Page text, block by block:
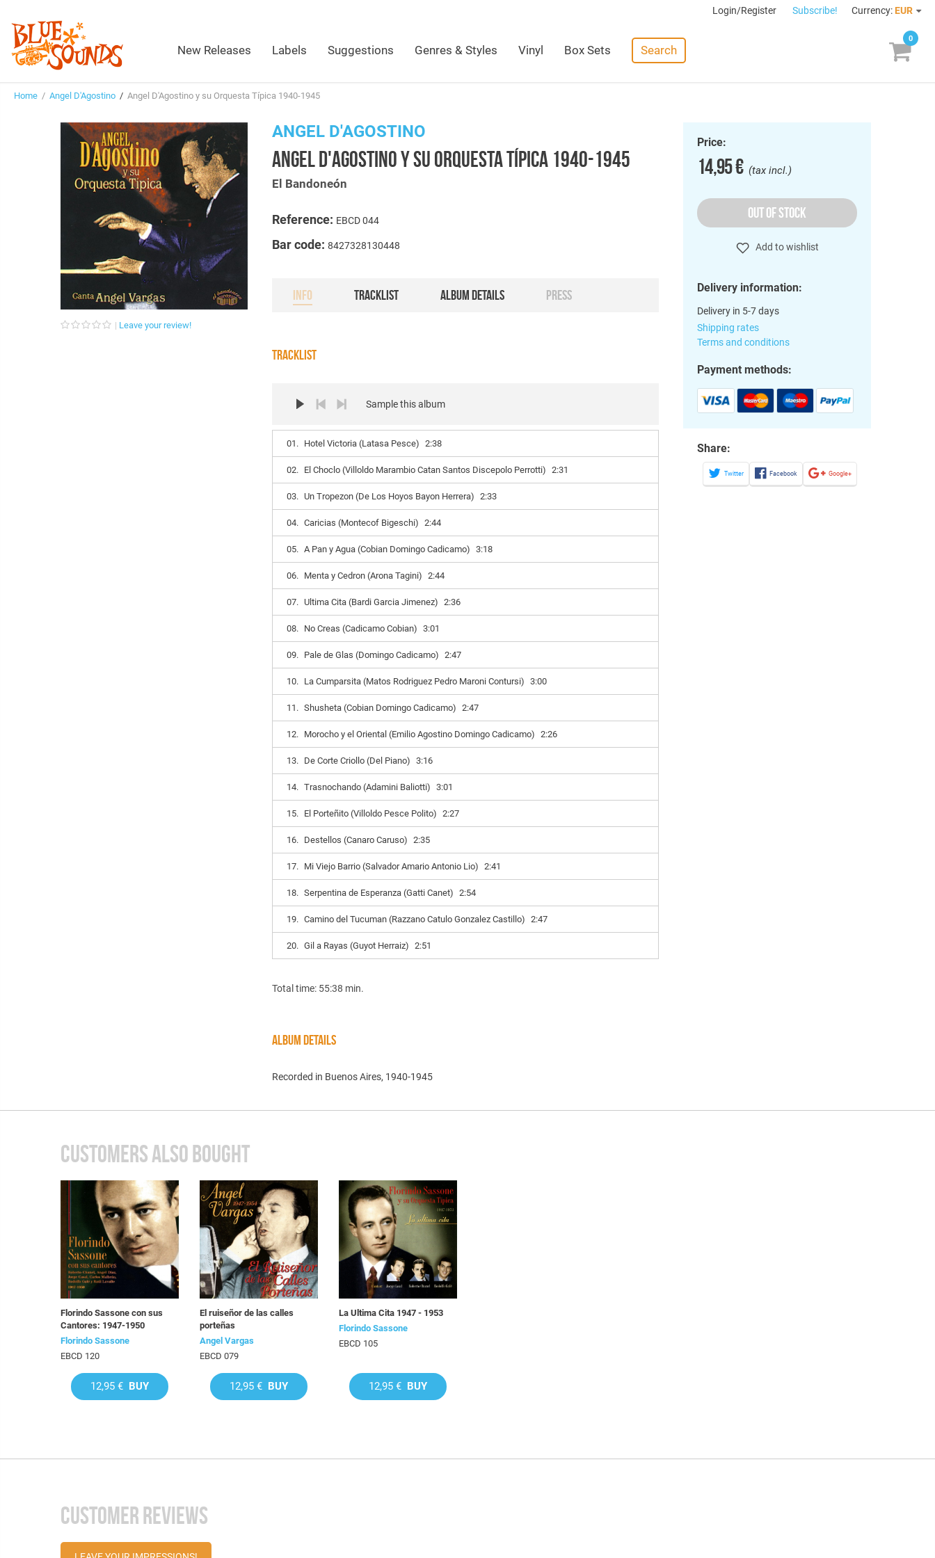
Login/Register Subscribe! Currency: EUR
New Releases Labels Suggestions Genres & Styles Vinyl Box Sets Search
0
Home / Angel D'Agostino / Angel D'Agostino y su Orquesta Típica 1940-1945
Leave your review!
ANGEL D'AGOSTINO
ANGEL D'AGOSTINO Y SU ORQUESTA TÍPICA 1940-1945
El Bandoneón
Reference: EBCD 044
Bar code:8427328130448
INFO TRACKLIST ALBUM DETAILS PRESS
TRACKLIST
Sample this album
01. Hotel Victoria (Latasa Pesce) 2:38
02. El Choclo (Villoldo Marambio Catan Santos Discepolo Perrotti) 2:31
03. Un Tropezon (De Los Hoyos Bayon Herrera) 2:33
04. Caricias (Montecof Bigeschi) 2:44
05. A Pan y Agua (Cobian Domingo Cadicamo) 3:18
06. Menta y Cedron (Arona Tagini) 2:44
07. Ultima Cita (Bardi Garcia Jimenez) 2:36
08. No Creas (Cadicamo Cobian) 3:01
09. Pale de Glas (Domingo Cadicamo) 2:47
10. La Cumparsita (Matos Rodriguez Pedro Maroni Contursi) 3:00
11. Shusheta (Cobian Domingo Cadicamo) 2:47
12. Morocho y el Oriental (Emilio Agostino Domingo Cadicamo) 2:26
13. De Corte Criollo (Del Piano) 3:16
14. Trasnochando (Adamini Baliotti) 3:01
15. El Porteñito (Villoldo Pesce Polito) 2:27
16. Destellos (Canaro Caruso) 2:35
17. Mi Viejo Barrio (Salvador Amario Antonio Lio) 2:41
18. Serpentina de Esperanza (Gatti Canet) 2:54
19. Camino del Tucuman (Razzano Catulo Gonzalez Castillo) 2:47
20. Gil a Rayas (Guyot Herraiz) 2:51
Total time: 55:38 min.
ALBUM DETAILS
Recorded in Buenos Aires, 1940-1945
Price:
14,95 €(tax incl.)
OUT OF STOCK
Add to wishlist
Delivery information:
Delivery in 5-7 days
Shipping rates
Terms and conditions
Payment methods:
Share:
Twitter Facebook Google+
CUSTOMERS ALSO BOUGHT
Florindo Sassone con sus
Cantores: 1947-1950
Florindo Sassone
EBCD 120
12,95 € BUY
El ruiseñor de las calles
porteñas
Angel Vargas
EBCD 079
12,95 € BUY
La Ultima Cita 1947 - 1953
Florindo Sassone
EBCD 105
12,95 € BUY
CUSTOMER REVIEWS